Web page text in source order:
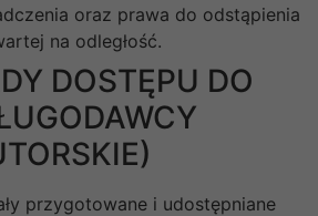
oraz prawa do odstąpienia
na odległość.
DOSTĘPU DO
przygotowane i udostępniane